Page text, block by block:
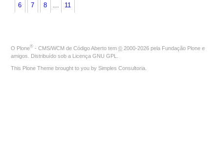
6 7 8 … 11
O Plone® - CMS/WCM de Código Aberto tem © 2000-2026 pela Fundação Plone e
amigos. Distribuído sob a Licença GNU GPL
This Plone Theme brought to you by Simples Consultoria